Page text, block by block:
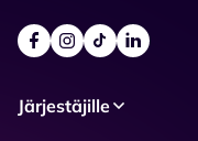
Järjestäjille